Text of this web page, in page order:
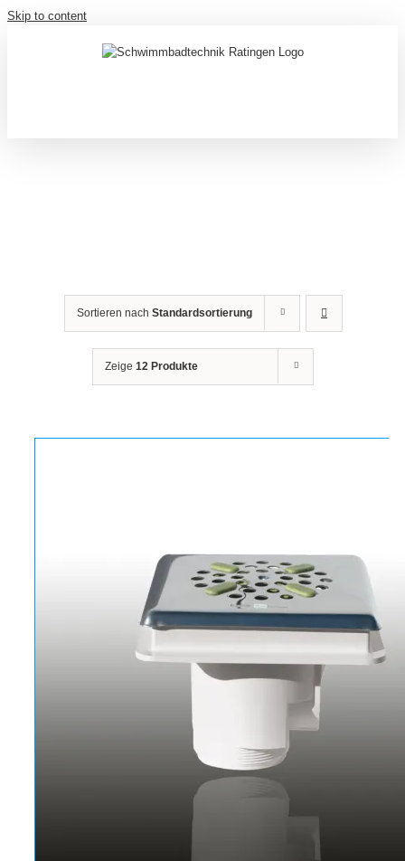
Skip to content
Sortieren nach Standardsortierung
Zeige 12 Produkte